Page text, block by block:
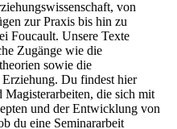
von
zur Praxis bis hin zu
Foucault. Unsere Texte
Zugänge wie die
sowie die
Du findest hier
die sich mit
und der Entwicklung von
du eine Seminararbeit